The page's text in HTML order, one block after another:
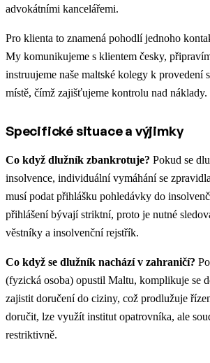
advokátními kancelářemi.
Pro klienta to znamená pohodlí jednoho
My komunikujeme s klientem česky,
instruujeme naše maltské kolegy k provedení
místě, čímž zajišťujeme kontrolu nad náklady.
Specifické situace a výjimky
Co když dlužník zbankrotuje? Pokud se
insolvence, individuální vymáhání se
musí podat přihlášku pohledávky do
přihlášení bývají striktní, proto je nutné
věstníky a insolvenční rejstřík.
Co když se dlužník nachází v zahraničí?
(fyzická osoba) opustil Maltu, komplikuje se
zajistit doručení do ciziny, což prodlužuje
doručit, lze využít institut opatrovníka, ale
restriktivně.